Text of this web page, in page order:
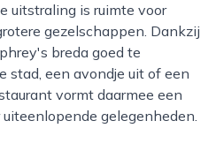
uitstraling is ruimte voor
gezelschappen. Dankzij
breda goed te
stad, een avondje uit of een
vormt daarmee een
gelegenheden.